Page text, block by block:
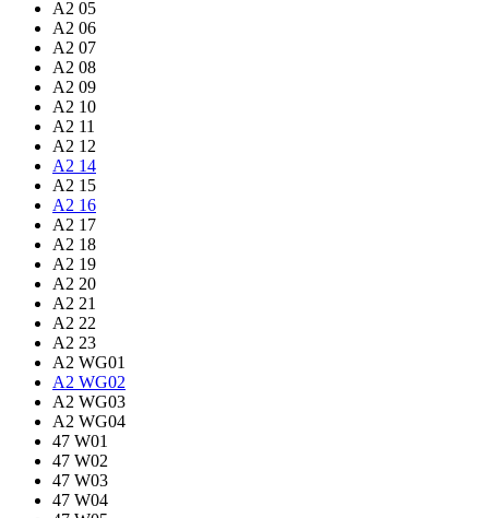
A2 05
A2 06
A2 07
A2 08
A2 09
A2 10
A2 11
A2 12
A2 14
A2 15
A2 16
A2 17
A2 18
A2 19
A2 20
A2 21
A2 22
A2 23
A2 WG01
A2 WG02
A2 WG03
A2 WG04
47 W01
47 W02
47 W03
47 W04